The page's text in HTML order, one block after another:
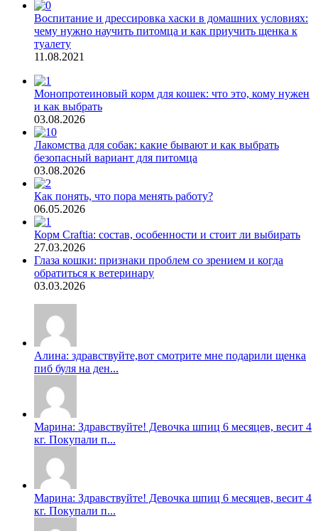
Воспитание и дрессировка хаски в домашних условиях:
чему нужно научить питомца и как приучить щенка к
туалету
11.08.2021
Монопротеиновый корм для кошек: что это, кому нужен
и как выбрать
03.08.2026
Лакомства для собак: какие бывают и как выбрать
безопасный вариант для питомца
03.08.2026
Как понять, что пора менять работу?
06.05.2026
Корм Craftia: состав, особенности и стоит ли выбирать
27.03.2026
Глаза кошки: признаки проблем со зрением и когда
обратиться к ветеринару
03.03.2026
Алина: здравствуйте,вот смотрите мне подарили щенка
пиб буля на ден...
Марина: Здравствуйте! Девочка шпиц 6 месяцев, весит 4
кг. Покупали п...
Марина: Здравствуйте! Девочка шпиц 6 месяцев, весит 4
кг. Покупали п...